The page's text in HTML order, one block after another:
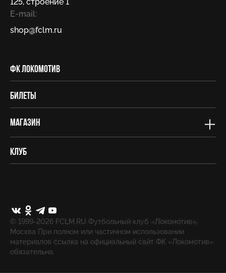
E-mail:
shop@fсlm.ru
ФК Локомотив
Билеты
Магазин
Клуб
© 1999-2026 FCLM.RU Футбольный клуб «Локомотив»,
Москва При полном или частичном использовании
материалов ссылка на официальный сайт ФК «Локомотив»
обязательна.